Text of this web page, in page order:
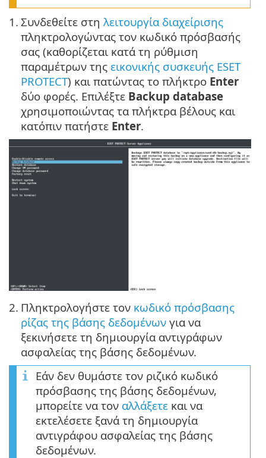
1. Συνδεθείτε στη λειτουργία διαχείρισης
πληκτρολογώντας τον κωδικό πρόσβασής
σας (καθορίζεται κατά τη ρύθμιση
παραμέτρων της εικονικής συσκευής ESET
PROTECT) και πατώντας το πλήκτρο Enter
δύο φορές. Επιλέξτε Backup database
χρησιμοποιώντας τα πλήκτρα βέλους και
κατόπιν πατήστε Enter.
2. Πληκτρολογήστε τον κωδικό πρόσβασης
ρίζας της βάσης δεδομένων για να
ξεκινήσετε τη δημιουργία αντιγράφων
ασφαλείας της βάσης δεδομένων.
Εάν δεν θυμάστε τον ριζικό κωδικό
πρόσβασης της βάσης δεδομένων,
μπορείτε να τον αλλάξετε και να
εκτελέσετε ξανά τη δημιουργία
αντιγράφου ασφαλείας της βάσης
δεδομένων.